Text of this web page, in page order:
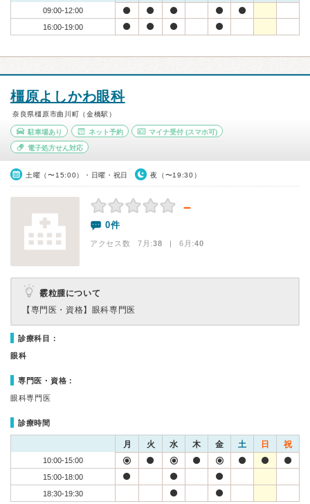
09:00-12:00
16:00-19:00
橿原よしかわ眼科
奈良県橿原市曲川町（金橋駅）
駐車場あり ネット予約 マイナ受付 (スマホ可)
電子処方せん対応
土曜（〜15:00）・日曜・祝日 夜（〜19:30）
－
0件
アクセス数 7月:38 | 6月:40
霰粒腫について
【専門医・資格】 眼科専門医
診療科目：
眼科
専門医・資格：
眼科専門医
診療時間
月 火 水 木 金 土 日 祝
10:00-15:00
15:00-18:00
18:30-19:30